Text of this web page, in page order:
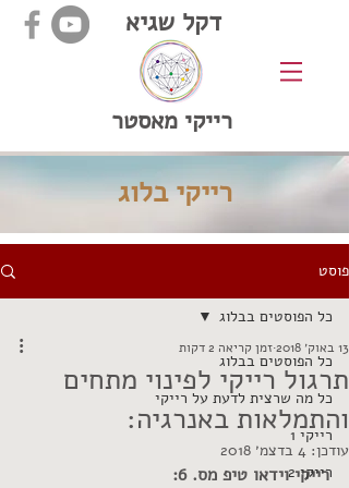
דקל שגיא
רייקי מאסטר
רייקי בלוג
פוסט
כל הפוסטים בבלוג
כל מה שרצית לדעת על רייקי
רייקי 1
רייקי 2
כל הפוסטים בבלוג
תרגול רייקי לפינוי מתחים
והתמלאות באנרגיה:
13 באוק׳ 2018 זמן קריאה 2 דקות
עודכן: 4 בדצמ׳ 2018
רייקי וידאו טיפ מס. 6: